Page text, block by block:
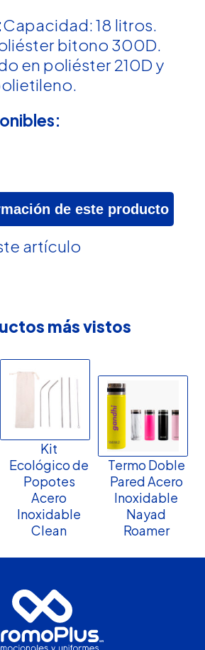
Capacidad: 18 litros.
bitono 300D.
en poliéster 210D y
de este producto
artículo
más vistos
Kit
Ecológico de
Popotes
Acero
Inoxidable
Clean
Termo Doble
Pared Acero
Inoxidable
Nayad
Roamer